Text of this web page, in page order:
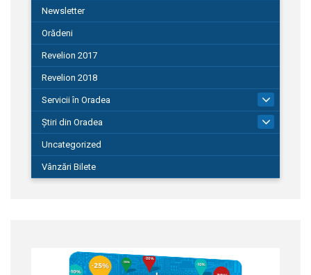
Newsletter
Orădeni
Revelion 2017
Revelion 2018
Servicii în Oradea
Știri din Oradea
Uncategorized
Vânzări Bilete